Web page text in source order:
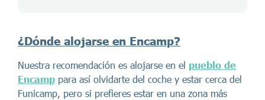
¿Dónde alojarse en Encamp?
Nuestra recomendación es alojarse en el pueblo de
Encamp para así olvidarte del coche y estar cerca del
Funicamp, pero si prefieres estar en una zona más